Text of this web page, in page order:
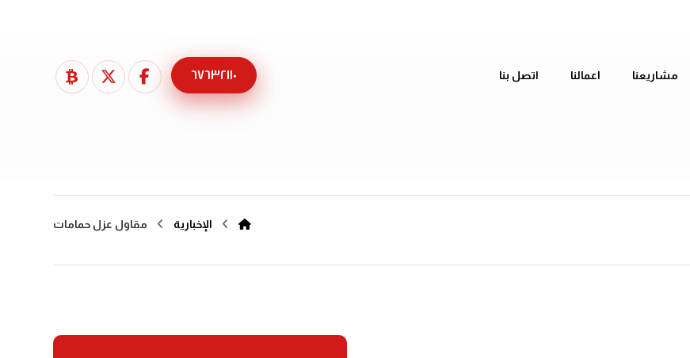
مشاريعنا اعمالنا اتصل بنا ٦٧٦٣٢١١٠
الإخبارية مقاول عزل حمامات